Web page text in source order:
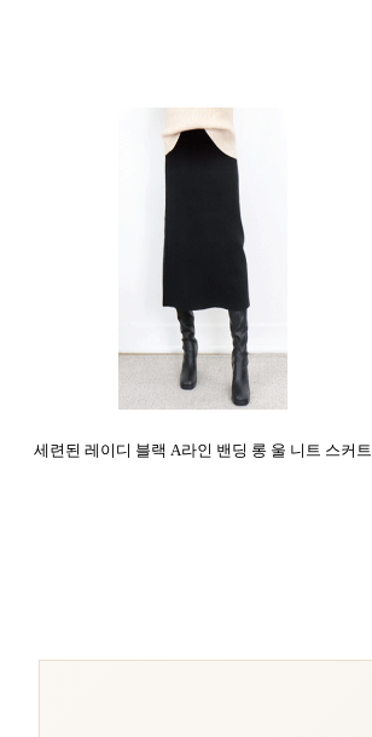
세련된 레이디 블랙 A라인 밴딩 롱 울 니트 스커트